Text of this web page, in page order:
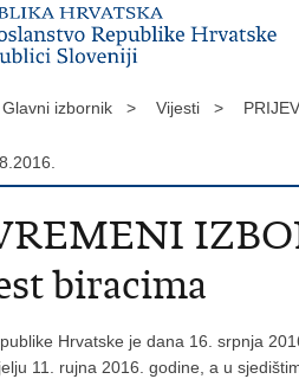
Glavni izbornik > Vijesti >
biracima
Hrvatske je dana 16. srpnja
11. rujna 2016. godine, a u